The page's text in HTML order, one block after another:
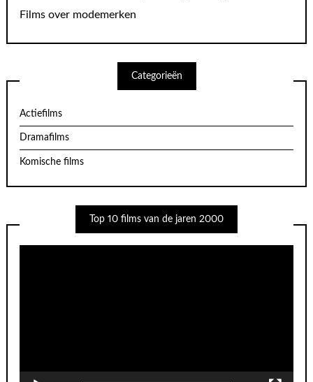
Films over modemerken
Categorieën
Actiefilms
Dramafilms
Komische films
Top 10 films van de jaren 2000